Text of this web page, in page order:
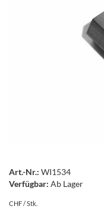
Art.-Nr.: WI1534
Verfügbar: Ab Lager
CHF / Stk.